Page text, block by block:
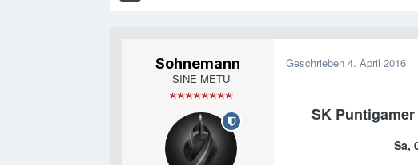
Sohnemann
SINE METU
Geschrieben 4. April 2016
SK
Sa,